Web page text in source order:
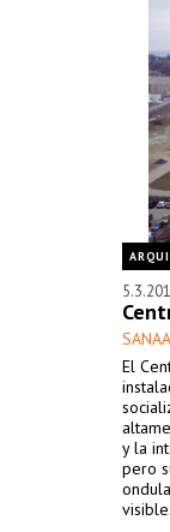
SANAA
El
y la
pero